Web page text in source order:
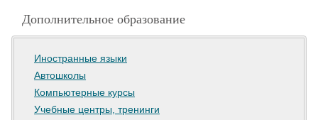
Актуальные статьи
Дополнительное образование
Иностранные языки
Автошколы
Компьютерные курсы
Учебные центры, тренинги